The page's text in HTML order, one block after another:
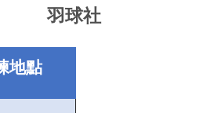
羽球社
地點